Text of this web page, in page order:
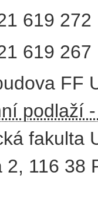
619 272
619 267
FF
podlaží
fakulta
2, 116 38